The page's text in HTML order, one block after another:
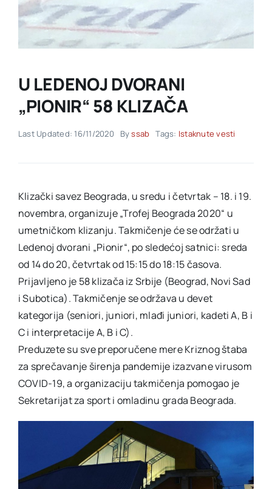
Akti SSAB
U LEDENOJ DVORANI
„PIONIR“ 58 KLIZAČA
Last Updated: 16/11/2020 Byssab Tags: Istaknute vesti
Klizački savez Beograda, u sredu i četvrtak – 18. i 19.
novembra, organizuje „Trofej Beograda 2020“ u
umetničkom klizanju. Takmičenje će se održati u
Ledenoj dvorani „Pionir“, po sledećoj satnici: sreda
od 14 do 20, četvrtak od 15:15 do 18:15 časova.
Prijavljeno je 58 klizača iz Srbije (Beograd, Novi Sad
i Subotica). Takmičenje se održava u devet
kategorija (seniori, juniori, mlađi juniori, kadeti A, B i
C i interpretacije A, B i C).
Preduzete su sve preporučene mere Kriznog štaba
za sprečavanje širenja pandemije izazvane virusom
COVID-19, a organizaciju takmičenja pomogao je
Sekretarijat za sport i omladinu grada Beograda.